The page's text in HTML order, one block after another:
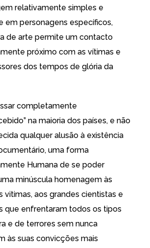
relativamente simples e
em personagens específicos,
de arte permite um contacto
próximo com as vítimas e
dos tempos de glória da
completamente
na maioria dos países, e não
qualquer alusão à existência
uma forma
Humana de se poder
minúscula homenagem às
vitimas, aos grandes cientistas e
que enfrentaram todos os tipos
e de terrores sem nunca
às suas convicções mais